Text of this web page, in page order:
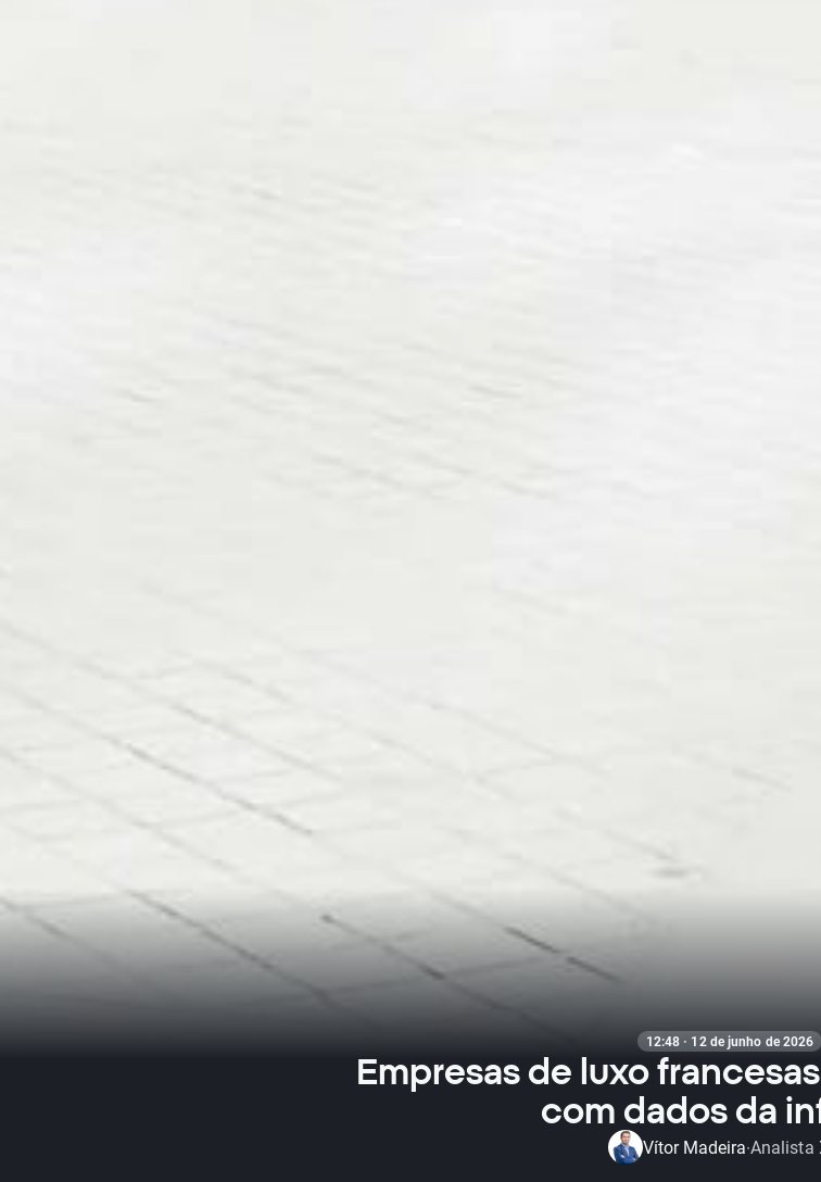
12:48 · 12 de junho de 2026
Empresas de luxo
com dados da
Vítor Madeira·Analista